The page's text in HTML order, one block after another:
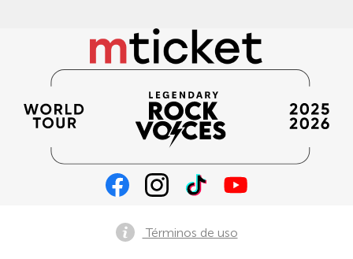
Términos de uso